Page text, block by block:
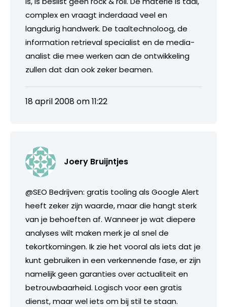
complex en vraagt inderdaad veel en
langdurig handwerk. De taaltechnoloog, de
information retrieval specialist en de media-
analist die mee werken aan de ontwikkeling
zullen dat dan ook zeker beamen.
18 april 2008 om 11:22
Joery Bruijntjes
@SEO Bedrijven: gratis tooling als Google Alert
heeft zeker zijn waarde, maar die hangt sterk
van je behoeften af. Wanneer je wat diepere
analyses wilt maken merk je al snel de
tekortkomingen. Ik zie het vooral als iets dat je
kunt gebruiken in een verkennende fase, er zijn
namelijk geen garanties over actualiteit en
betrouwbaarheid. Logisch voor een gratis
dienst, maar wel iets om bij stil te staan.